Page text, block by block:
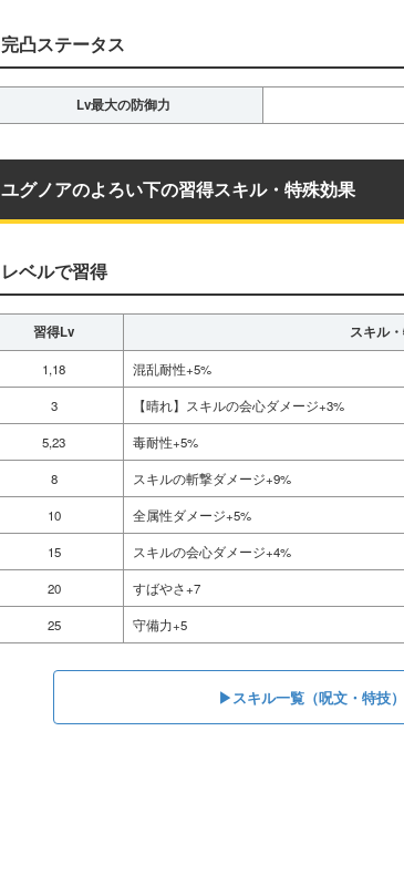
完凸ステータス
Lv最大の防御力
ユグノアのよろい下の習得スキル・特殊効果
レベルで習得
習得Lv スキル
1,18 混乱耐性+5%
3 【晴れ】スキルの会心ダメージ+3%
5,23 毒耐性+5%
8 スキルの斬撃ダメージ+9%
10 全属性ダメージ+5%
15 スキルの会心ダメージ+4%
20 すばやさ+7
25 守備力+5
▶︎スキル一覧（呪文・特技